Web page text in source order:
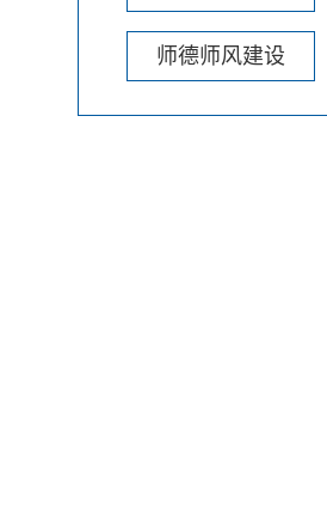
师德师风建设